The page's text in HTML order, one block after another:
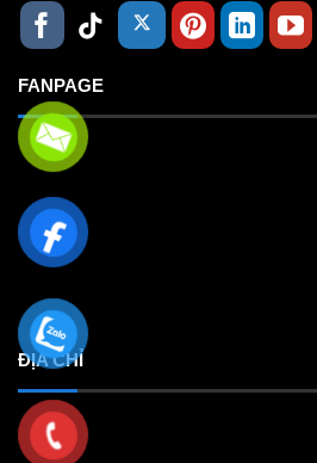
FANPAGE
ĐỊA CHỈ